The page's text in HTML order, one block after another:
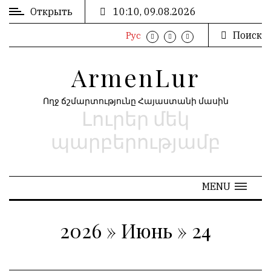
ВХОД
РЕГИСТРАЦИЯ
ՄՈՒՏՔ
Открыть 10:10, 09.08.2026
Рус Поиск
ArmenLur
Ողջ ճշմարտությունը Հայաստանի մասին
Լուրեր մեկ
պարբերությամբ
MENU
2026 » Июнь » 24